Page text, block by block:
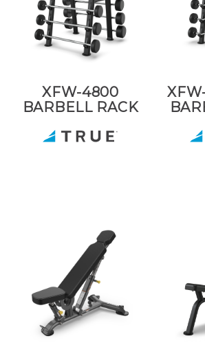
XFW-4800
BARBELL RACK